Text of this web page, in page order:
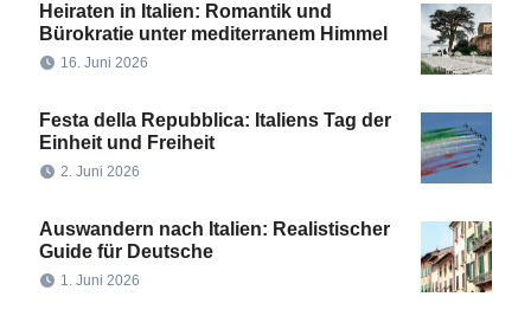
Heiraten in Italien: Romantik und
Bürokratie unter mediterranem Himmel
16. Juni 2026
Festa della Repubblica: Italiens Tag der
Einheit und Freiheit
2. Juni 2026
Auswandern nach Italien: Realistischer
Guide für Deutsche
1. Juni 2026